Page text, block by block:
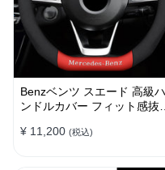
Benzベンツ スエード 高級ハ
ンドルカバー フィット感抜群
38CM
¥ 11,200 (税込)